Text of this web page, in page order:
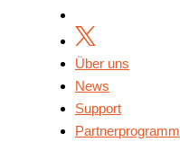
Über uns
News
Support
Partnerprogramm